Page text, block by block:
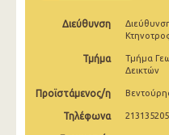
Μαρτίου 2025
Φεβρουαρίου 2025
Ιανουαρίου 2025
Διεύθυνση
Τμήμα
Τμήμα
Δεικτών
Προϊστάμενος/η
Τηλέφωνα